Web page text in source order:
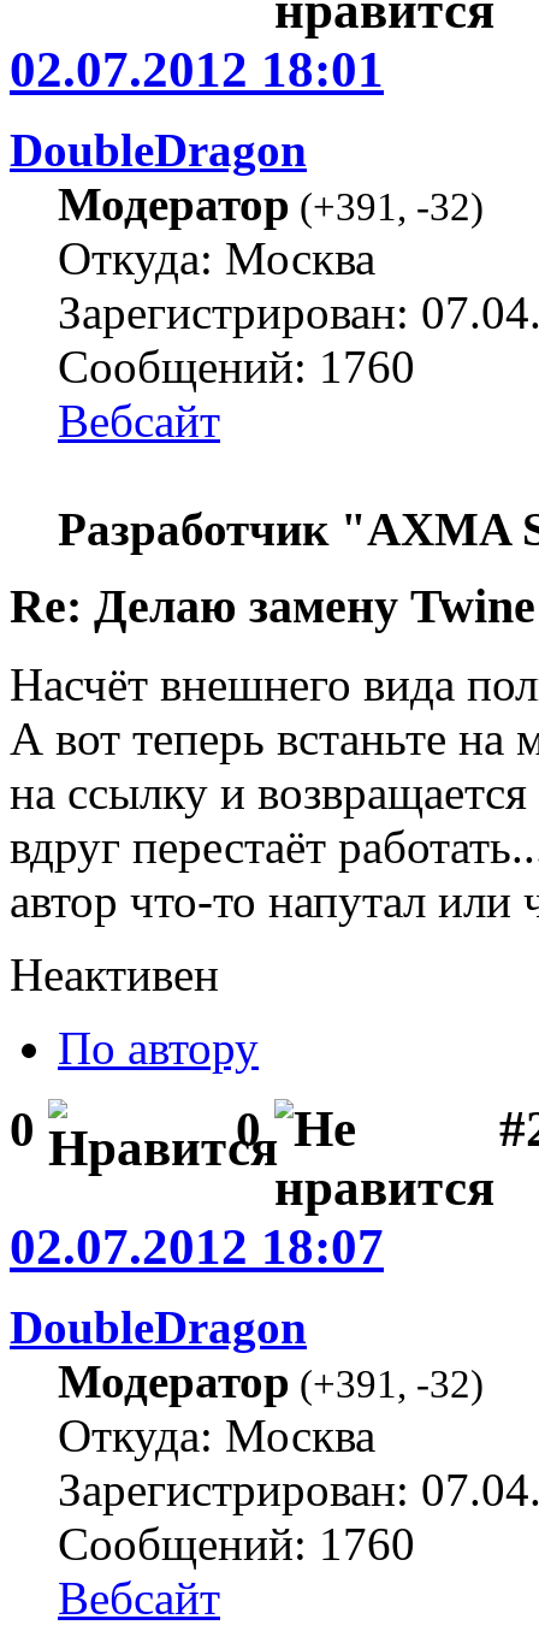
02.07.2012 18:01
DoubleDragon
Модератор (+391, -32)
Откуда: Москва
Зарегистрирован:
Сообщений: 1760
Вебсайт
Разработчик "AXMA
Re: Делаю замену
Насчёт внешнего вида
А вот теперь встаньте
на ссылку и
вдруг перестаёт
автор что-то напутал
Неактивен
По автору
0 0
02.07.2012 18:07
DoubleDragon
Модератор (+391, -32)
Откуда: Москва
Зарегистрирован:
Сообщений: 1760
Вебсайт